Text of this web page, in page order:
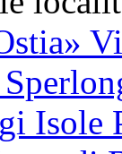
»
Isole